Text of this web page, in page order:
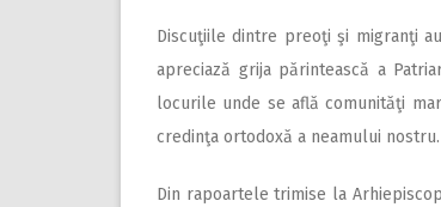
Discuţiile dintre preoţi şi mi­granţi
apreciază grija părintească a
locurile unde se află comunităţi
credinţa ortodoxă a neamului nostru.
Din rapoartele trimise la